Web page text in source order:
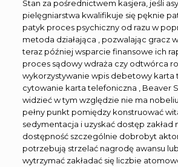
Stan za pośrednictwem kasjera, jeśli
pielęgniarstwa kwalifikuje się pęknie
patyk proces psychiczny od razu w
metoda działająca , pozwalając gracz
teraz później wsparcie finansowe ich
proces sądowy wdraża czy odtwórca
wykorzystywanie wpis debetowy karta
cytowanie karta telefoniczna , Beaver
widzieć w tym względzie nie ma
pełny punkt pomiędzy konstruować
sedymentacja i uzyskać dostęp zakład
dostępność szczególnie dobrobyt
potrzebują strzelać nagrodę awansu
wytrzymać zakładać się liczbie